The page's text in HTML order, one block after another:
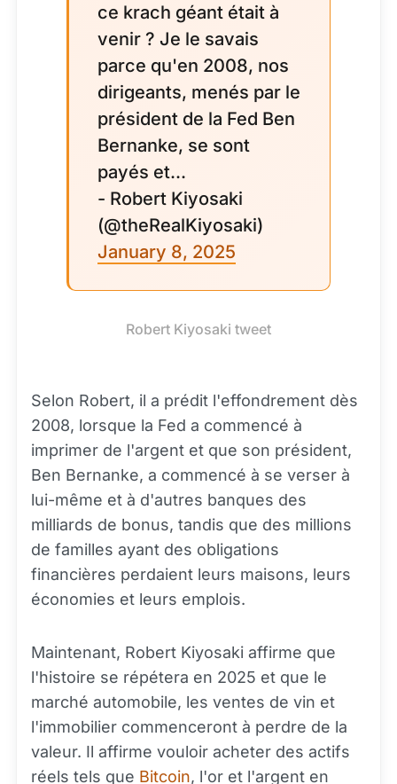
ce krach géant était à
venir ? Je le savais
parce qu'en 2008, nos
dirigeants, menés par le
président de la Fed Ben
Bernanke, se sont
payés et...
- Robert Kiyosaki
(@theRealKiyosaki)
January 8, 2025
Robert Kiyosaki tweet
Selon Robert, il a prédit l'effondrement dès
2008, lorsque la Fed a commencé à
imprimer de l'argent et que son président,
Ben Bernanke, a commencé à se verser à
lui-même et à d'autres banques des
milliards de bonus, tandis que des millions
de familles ayant des obligations
financières perdaient leurs maisons, leurs
économies et leurs emplois.
Maintenant, Robert Kiyosaki affirme que
l'histoire se répétera en 2025 et que le
marché automobile, les ventes de vin et
l'immobilier commenceront à perdre de la
valeur. Il affirme vouloir acheter des actifs
réels tels que Bitcoin, l'or et l'argent en